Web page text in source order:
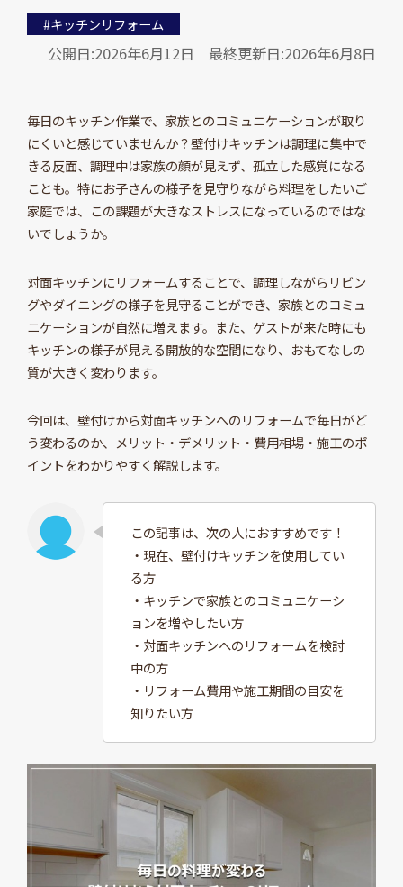
#キッチンリフォーム
公開日:2026年6月12日 最終更新日:2026年6月8日
毎日のキッチン作業で、家族とのコミュニケーションが取り
にくいと感じていませんか？壁付けキッチンは調理に集中で
きる反面、調理中は家族の顔が見えず、孤立した感覚になる
ことも。特にお子さんの様子を見守りながら料理をしたいご
家庭では、この課題が大きなストレスになっているのではな
いでしょうか。
対面キッチンにリフォームすることで、調理しながらリビン
グやダイニングの様子を見守ることができ、家族とのコミュ
ニケーションが自然に増えます。また、ゲストが来た時にも
キッチンの様子が見える開放的な空間になり、おもてなしの
質が大きく変わります。
今回は、壁付けから対面キッチンへのリフォームで毎日がど
う変わるのか、メリット・デメリット・費用相場・施工のポ
イントをわかりやすく解説します。
この記事は、次の人におすすめです！
・現在、壁付けキッチンを使用してい
る方
・キッチンで家族とのコミュニケーシ
ョンを増やしたい方
・対面キッチンへのリフォームを検討
中の方
・リフォーム費用や施工期間の目安を
知りたい方